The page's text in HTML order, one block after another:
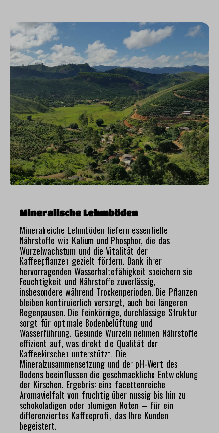
Mineralische Lehmböden
Mineralreiche Lehmböden liefern essentielle
Nährstoffe wie Kalium und Phosphor, die das
Wurzelwachstum und die Vitalität der
Kaffeepflanzen gezielt fördern. Dank ihrer
hervorragenden Wasserhaltefähigkeit speichern sie
Feuchtigkeit und Nährstoffe zuverlässig,
insbesondere während Trockenperioden. Die Pflanzen
bleiben kontinuierlich versorgt, auch bei längeren
Regenpausen. Die feinkörnige, durchlässige Struktur
sorgt für optimale Bodenbelüftung und
Wasserführung. Gesunde Wurzeln nehmen Nährstoffe
effizient auf, was direkt die Qualität der
Kaffeekirschen unterstützt. Die
Mineralzusammensetzung und der pH-Wert des
Bodens beeinflussen die geschmackliche Entwicklung
der Kirschen. Ergebnis: eine facettenreiche
Aromavielfalt von fruchtig über nussig bis hin zu
schokoladigen oder blumigen Noten – für ein
differenziertes Kaffeeprofil, das Ihre Kunden
begeistert.